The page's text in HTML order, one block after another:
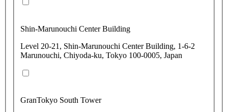
Shin-Marunouchi Center Building
Level 20-21, Shin-Marunouchi Center Building, 1-6-2
Marunouchi, Chiyoda-ku, Tokyo 100-0005, Japan
GranTokyo South Tower